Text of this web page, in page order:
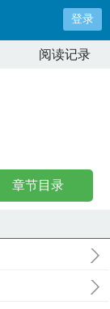
登录
阅读记录
章节目录